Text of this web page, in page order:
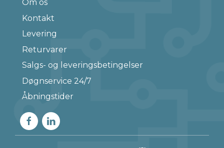
Om os
Kontakt
Levering
Returvarer
Salgs- og leveringsbetingelser
Døgnservice 24/7
Åbningstider